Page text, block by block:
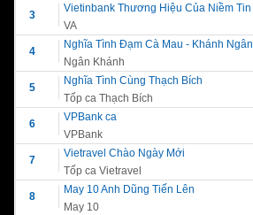
3
Vietinbank Thương Hiệu Của Niềm Tin
VA
4
Nghĩa Tình Đạm Cà Mau - Khánh Ngân
Ngân Khánh
5
Nghĩa Tình Cùng Thạch Bích
Tốp ca Thạch Bích
6
VPBank ca
VPBank
7
Vietravel Chào Ngày Mới
Tốp ca Vietravel
8
May 10 Anh Dũng Tiến Lên
May 10